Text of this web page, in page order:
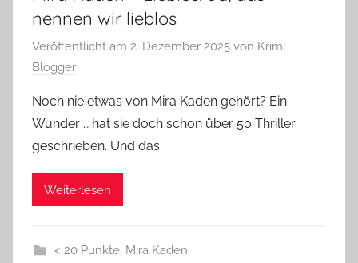
nennen wir lieblos
Veröffentlicht am 2. Dezember 2025 von Krimi
Blogger
Noch nie etwas von Mira Kaden gehört? Ein
Wunder … hat sie doch schon über 50 Thriller
geschrieben. Und das
Weiterlesen
< 20 Punkte, Mira Kaden